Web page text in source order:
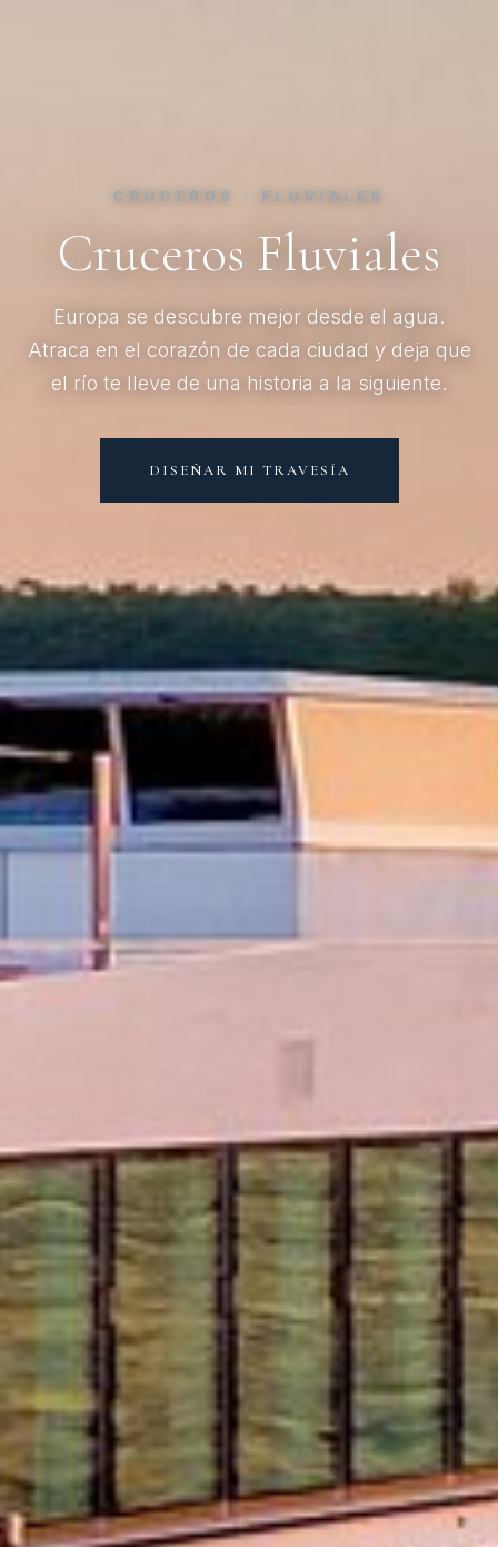
CRUCEROS · FLUVIALES
Cruceros Fluviales
Europa se descubre mejor desde el agua.
Atraca en el corazón de cada ciudad y deja que
el río te lleve de una historia a la siguiente.
DISEÑAR MI TRAVESÍA